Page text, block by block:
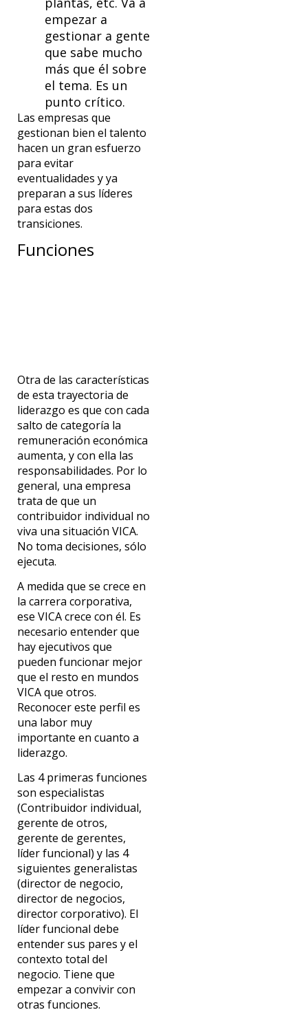
empezar a
gestionar a gente
que sabe mucho
más que él sobre
el tema. Es un
punto crítico.
Las empresas que
gestionan bien el talento
hacen un gran esfuerzo
para evitar
eventualidades y ya
preparan a sus líderes
para estas dos
transiciones.
Funciones
Otra de las características
de esta trayectoria de
liderazgo es que con cada
salto de categoría la
remuneración económica
aumenta, y con ella las
responsabilidades. Por lo
general, una empresa
trata de que un
contribuidor individual no
viva una situación VICA.
No toma decisiones, sólo
ejecuta.
A medida que se crece en
la carrera corporativa,
ese VICA crece con él. Es
necesario entender que
hay ejecutivos que
pueden funcionar mejor
que el resto en mundos
VICA que otros.
Reconocer este perfil es
una labor muy
importante en cuanto a
liderazgo.
Las 4 primeras funciones
son especialistas
(Contribuidor individual,
gerente de otros,
gerente de gerentes,
líder funcional) y las 4
siguientes generalistas
(director de negocio,
director de negocios,
director corporativo). El
líder funcional debe
entender sus pares y el
contexto total del
negocio. Tiene que
empezar a convivir con
otras funciones.